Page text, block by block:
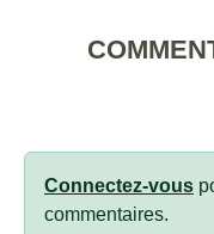
Connectez-vous
commentaires.